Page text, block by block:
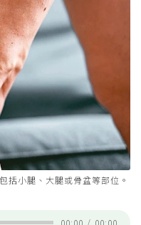
括小腿、大腿或骨盆等部位。
00:00 / 00:00